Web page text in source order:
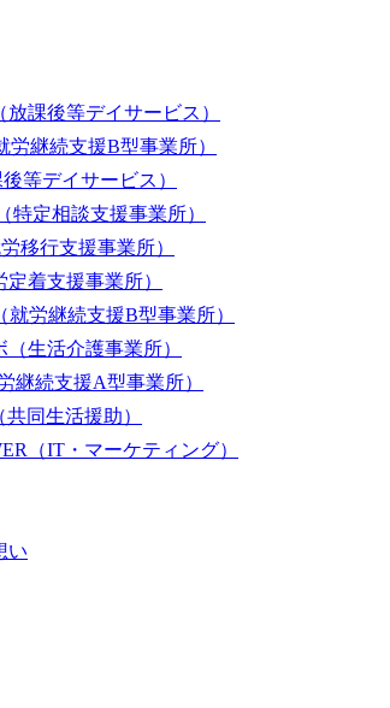
（放課後等デイサービス）
労継続支援B型事業所）
後等デイサービス）
特定相談支援事業所）
労移行支援事業所）
定着支援事業所）
（就労継続支援B型事業所）
（生活介護事業所）
継続支援A型事業所）
共同生活援助）
（IT・マーケティング）
い